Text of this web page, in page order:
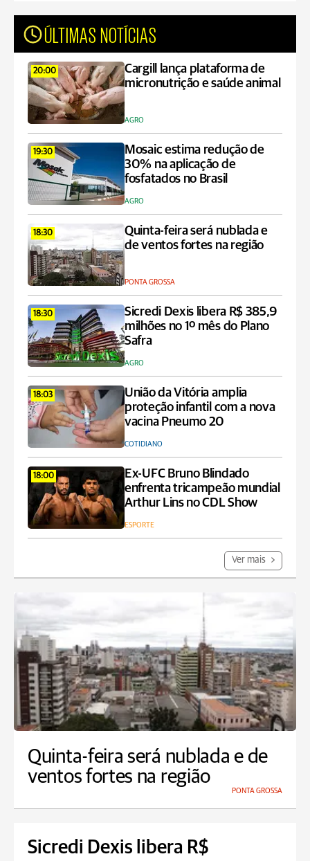
ÚLTIMAS NOTÍCIAS
20:00
Cargill lança plataforma de
micronutrição e saúde animal
AGRO
19:30
Mosaic estima redução de
30% na aplicação de
fosfatados no Brasil
AGRO
18:30
Quinta-feira será nublada e
de ventos fortes na região
PONTA GROSSA
18:30
Sicredi Dexis libera R$ 385,9
milhões no 1º mês do Plano
Safra
AGRO
18:03
União da Vitória amplia
proteção infantil com a nova
vacina Pneumo 20
COTIDIANO
18:00
Ex-UFC Bruno Blindado
enfrenta tricampeão mundial
Arthur Lins no CDL Show
ESPORTE
Ver mais
Quinta-feira será nublada e de
ventos fortes na região
PONTA GROSSA
Sicredi Dexis libera R$